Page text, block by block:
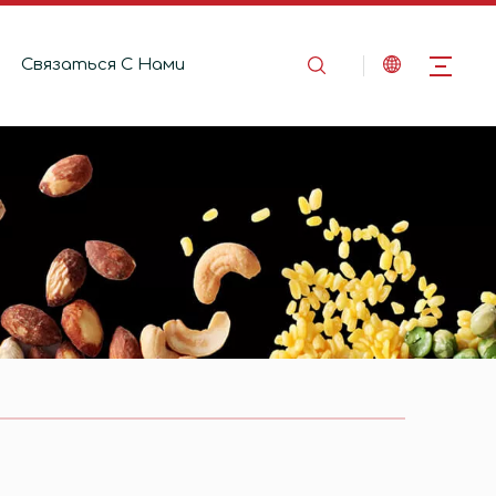
Связаться C Hами